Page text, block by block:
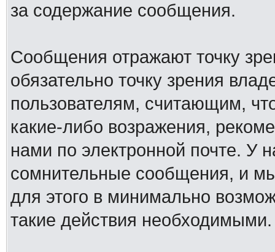
за содержание сообщения.
Сообщения отражают точку
обязательно точку зрения
пользователям, считающим,
какие-либо возражения,
нами по электронной почте. У
сомнительные сообщения, и
для этого в минимально
такие действия необходимыми.